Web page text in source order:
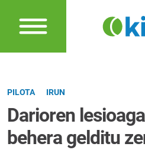
PILOTA IRUN
Darioren
behera gelditu